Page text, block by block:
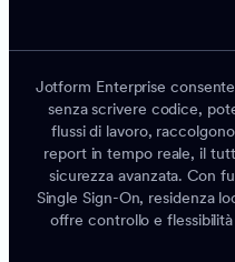
Jotform Enterprise
senza scrivere codice,
flussi di lavoro,
report in tempo reale, il
sicurezza avanzata. Con
Single Sign-On, residenza
offre controllo e